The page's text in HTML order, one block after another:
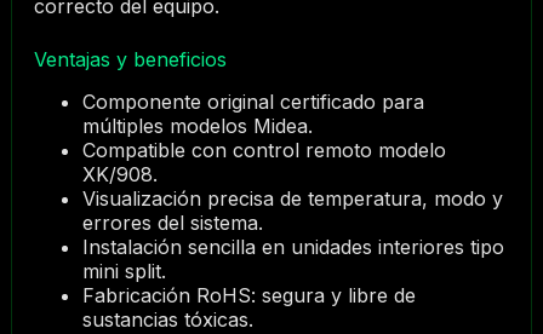
correcto del equipo.
Ventajas y beneficios
Componente original certificado para
múltiples modelos Midea.
Compatible con control remoto modelo
XK/908.
Visualización precisa de temperatura, modo y
errores del sistema.
Instalación sencilla en unidades interiores tipo
mini split.
Fabricación RoHS: segura y libre de
sustancias tóxicas.